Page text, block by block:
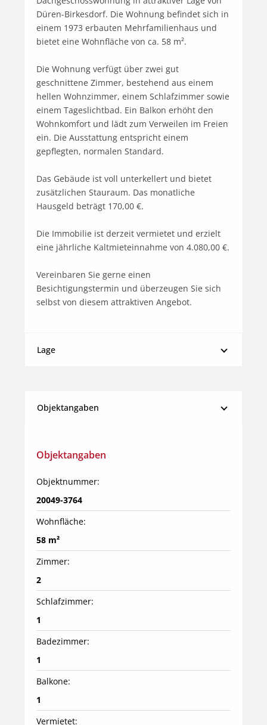
Düren-Birkesdorf. Die Wohnung befindet sich in
einem 1973 erbauten Mehrfamilienhaus und
bietet eine Wohnfläche von ca. 58 m².
Die Wohnung verfügt über zwei gut
geschnittene Zimmer, bestehend aus einem
hellen Wohnzimmer, einem Schlafzimmer sowie
einem Tageslichtbad. Ein Balkon erhöht den
Wohnkomfort und lädt zum Verweilen im Freien
ein. Die Ausstattung entspricht einem
gepflegten, normalen Standard.
Das Gebäude ist voll unterkellert und bietet
zusätzlichen Stauraum. Das monatliche
Hausgeld beträgt 170,00 €.
Die Immobilie ist derzeit vermietet und erzielt
eine jährliche Kaltmieteinnahme von 4.080,00 €.
Vereinbaren Sie gerne einen
Besichtigungstermin und überzeugen Sie sich
selbst von diesem attraktiven Angebot.
Lage
Objektangaben
Objektangaben
Objektnummer:
20049-3764
Wohnfläche:
58 m²
Zimmer:
2
Schlafzimmer:
1
Badezimmer:
1
Balkone:
1
Vermietet: